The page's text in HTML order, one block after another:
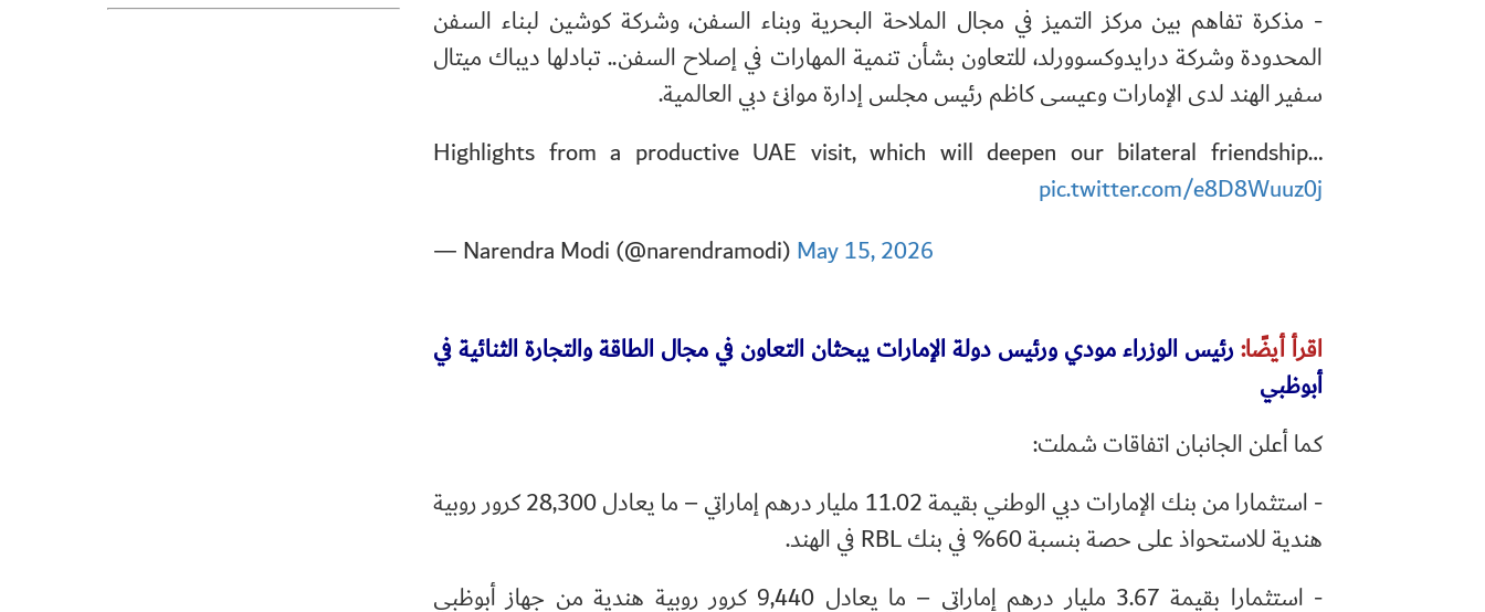
- مذكرة تفاهم بين مركز التميز في مجال الملاحة البحرية وبناء السفن، وشركة كوشين لبناء السفن
المحدودة وشركة درايدوكسوورلد، للتعاون بشأن تنمية المهارات في إصلاح السفن.. تبادلها ديباك ميتال
سفير الهند لدى الإمارات وعيسى كاظم رئيس مجلس إدارة موانئ دبي العالمية.
Highlights from a productive UAE visit, which will deepen our bilateral friendship…
pic.twitter.com/e8D8Wuuz0j
— Narendra Modi (@narendramodi) May 15, 2026
اقرأ أيضًا: رئيس الوزراء مودي ورئيس دولة الإمارات يبحثان التعاون في مجال الطاقة والتجارة الثنائية في
أبوظبي
كما أعلن الجانبان اتفاقات شملت:
- استثمارا من بنك الإمارات دبي الوطني بقيمة 11.02 مليار درهم إماراتي – ما يعادل 28,300 كرور روبية
هندية للاستحواذ على حصة بنسبة 60% في بنك RBL في الهند.
- استثمارا بقيمة 3.67 مليار درهم إماراتي – ما يعادل 9,440 كرور روبية هندية من جهاز أبوظبي